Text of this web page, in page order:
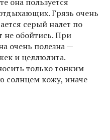
Грязь очень
серый налет по
не обойтись. При
очень полезна —
и целлюлита.
только тонким
солнцем кожу, иначе